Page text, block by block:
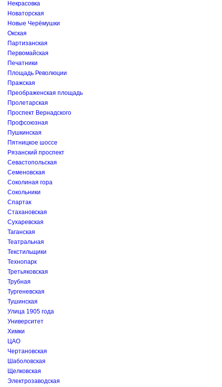
Некрасовка
Новаторская
Новые Черёмушки
Окская
Партизанская
Первомайская
Печатники
Площадь Революции
Пражская
Преображенская площадь
Пролетарская
Проспект Вернадского
Профсоюзная
Пушкинская
Пятницкое шоссе
Рязанский проспект
Севастопольская
Семеновская
Соколиная гора
Сокольники
Спартак
Стахановская
Сухаревская
Таганская
Театральная
Текстильщики
Технопарк
Третьяковская
Трубная
Тургеневская
Тушинская
Улица 1905 года
Университет
Химки
ЦАО
Чертановская
Шаболовская
Щелковская
Электрозаводская